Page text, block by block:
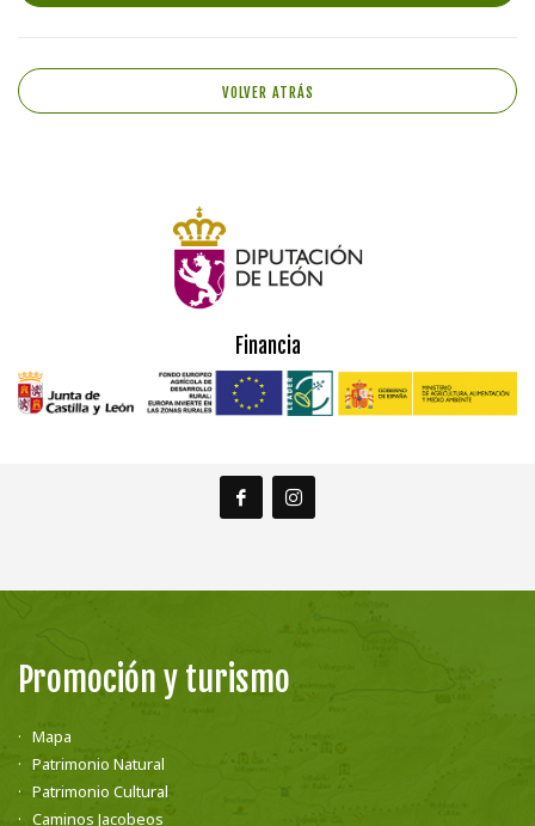
VOLVER ATRÁS
Financia
Promoción y turismo
Mapa
Patrimonio Natural
Patrimonio Cultural
Caminos Jacobeos